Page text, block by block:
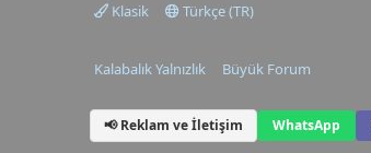
Klasik Türkçe (TR)
Kalabalık Yalnızlık Büyük Forum
📢 Reklam ve İletişim WhatsApp